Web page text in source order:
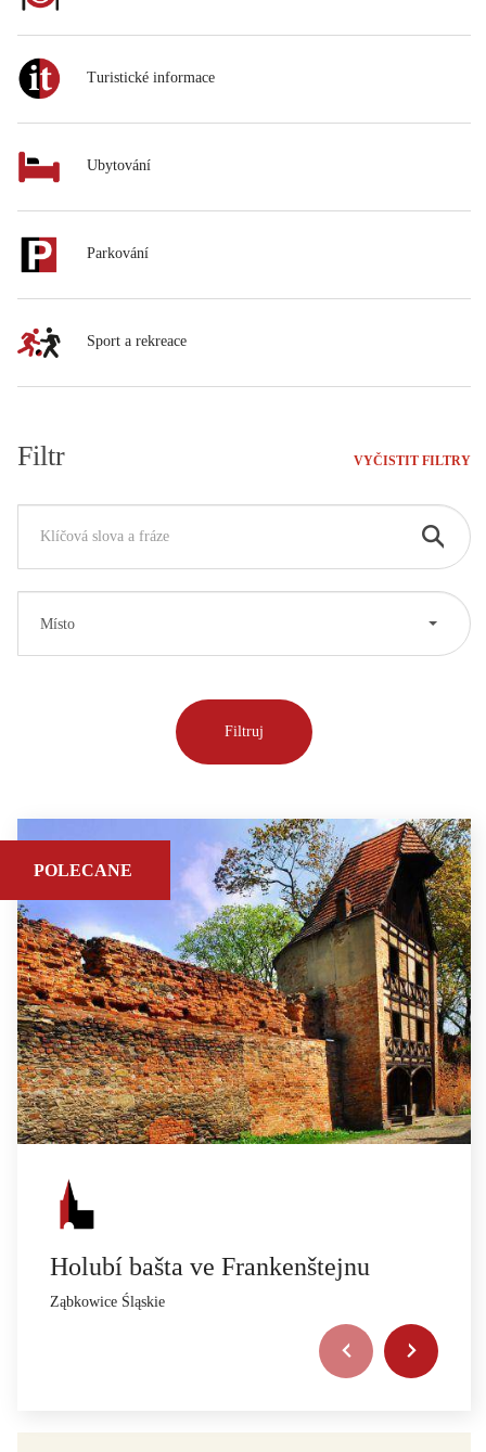
Turistické informace
Ubytování
Parkování
Sport a rekreace
Filtr VYČISTIT FILTRY
Místo
POLECANE
Holubí bašta ve Frankenštejnu
Ząbkowice Śląskie